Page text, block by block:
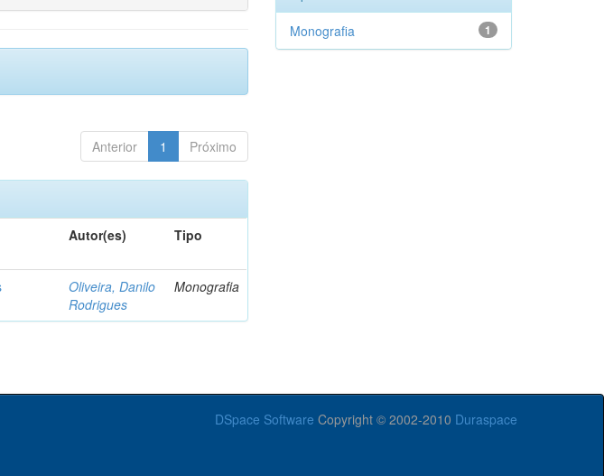
Anterior 1 Próximo
Autor(es) Tipo
Oliveira, Danilo
Rodrigues
Monografia
1
Monografia
DSpace Software Copyright © 2002-2010 Duraspace